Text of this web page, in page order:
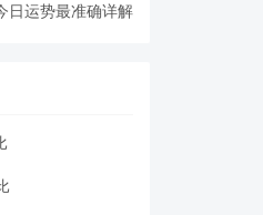
日运势最准确详解